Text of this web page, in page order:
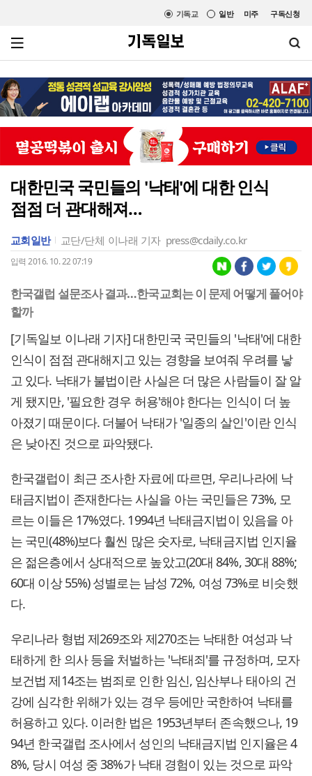
미주 구독신청
일반
기독교
대한민국 국민들의 '낙태'에 대한 인식
점점 더 관대해져…
교회일반 교단/단체 이나래 기자 press@cdaily.co.kr
입력 2016. 10. 22 07:19
한국갤럽 설문조사 결과…한국교회는 이 문제 어떻게 풀어야
할까
[기독일보 이나래 기자] 대한민국 국민들의 '낙태'에 대한
인식이 점점 관대해지고 있는 경향을 보여줘 우려를 낳
고 있다. 낙태가 불법이란 사실은 더 많은 사람들이 잘 알
게 됐지만, '필요한 경우 허용'해야 한다는 인식이 더 높
아졌기 때문이다. 더불어 낙태가 '일종의 살인'이란 인식
은 낮아진 것으로 파악됐다.
한국갤럽이 최근 조사한 자료에 따르면, 우리나라에 낙
태금지법이 존재한다는 사실을 아는 국민들은 73%, 모
르는 이들은 17%였다. 1994년 낙태금지법이 있음을 아
는 국민(48%)보다 훨씬 많은 숫자로, 낙태금지법 인지율
은 젊은층에서 상대적으로 높았고(20대 84%, 30대 88%;
60대 이상 55%) 성별로는 남성 72%, 여성 73%로 비슷했
다.
우리나라 형법 제269조와 제270조는 낙태한 여성과 낙
태하게 한 의사 등을 처벌하는 '낙태죄'를 규정하며, 모자
보건법 제14조는 범죄로 인한 임신, 임산부나 태아의 건
강에 심각한 위해가 있는 경우 등에만 국한하여 낙태를
허용하고 있다. 이러한 법은 1953년부터 존속했으나, 19
94년 한국갤럽 조사에서 성인의 낙태금지법 인지율은 4
8%, 당시 여성 중 38%가 낙태 경험이 있는 것으로 파악